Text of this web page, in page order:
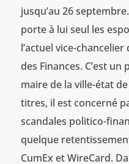
jusqu’au 26
porte à lui seul les
l’actuel vice-
des Finances. C’est
maire de la ville-état
titres, il est concerné
scandales politico-
quelque
CumEx et WireCard.